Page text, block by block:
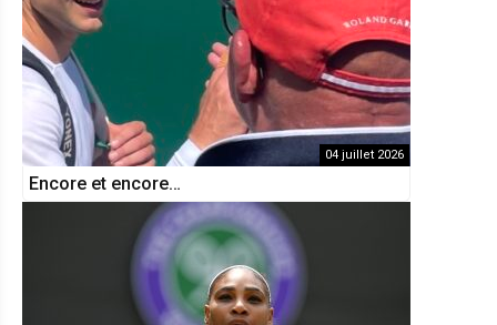
04 juillet 2026
Encore et encore…